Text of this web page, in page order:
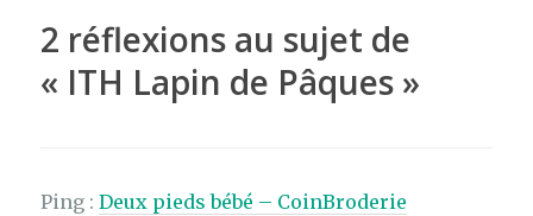
o
k
2 réflexions au sujet de
« ITH Lapin de Pâques »
Ping :Deux pieds bébé – CoinBroderie